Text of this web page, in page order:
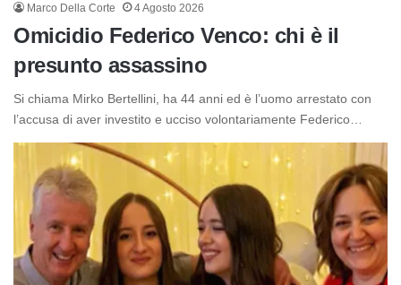
Marco Della Corte 4 Agosto 2026
Omicidio Federico Venco: chi è il
presunto assassino
Si chiama Mirko Bertellini, ha 44 anni ed è l’uomo arrestato con
l’accusa di aver investito e ucciso volontariamente Federico…